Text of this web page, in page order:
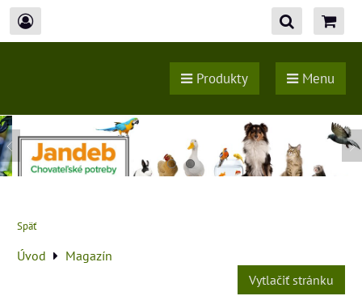
Produkty Menu
Späť
Úvod
Magazín
Vytlačiť stránku